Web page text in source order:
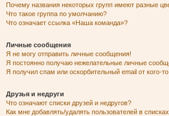
Почему названия некоторых групп имеют разные
Что такое группа по умолчанию?
Что означает ссылка «Наша команда»?
Личные сообщения
Я не могу отправить личные сообщения!
Я постоянно получаю нежелательные личные
Я получил спам или оскорбительный email от кого-
Друзья и недруги
Что означают списки друзей и недругов?
Как мне добавлять/удалять пользователей в